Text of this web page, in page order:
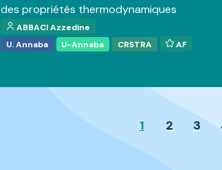
des propriétés thermodynamiques
ABBACI Azzedine
U. Annaba
U-Annaba CRSTRA AF
1 2 3